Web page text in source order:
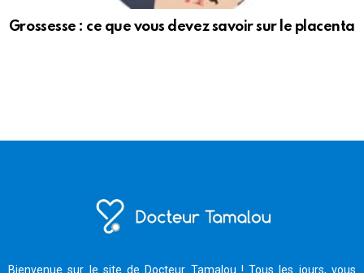
Grossesse : ce que vous devez savoir sur le placenta
Bienvenue sur le site de Docteur Tamalou ! Tous les jours, vous